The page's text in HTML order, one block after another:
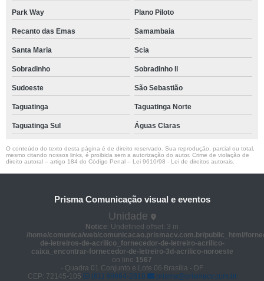
Park Way Plano Piloto
Recanto das Emas Samambaia
Santa Maria Scia
Sobradinho Sobradinho ll
Sudoeste São Sebastião
Taguatinga Taguatinga Norte
Taguatinga Sul Águas Claras
O conteúdo do texto desta página é de direito reservado. Sua reprodução, parcial ou total,
mesmo citando nossos links, é proibida sem a autorização do autor. Crime de violação de
direito autoral – artigo 184 do Código Penal – Lei 9610/98 - Lei de direitos autorais
Prisma Comunicação visual e eventos
Unidade
Notice: Undefined offset: 3 in
/home/comunica/web/comunicacao.prismacv.com.br/public_html/
de-letreiros-de-acrilico_fornecedor-de-letreiro-acrilico-
caixa_encontrar-fornecedor-de-letreiro-3d-acrilico-noroeste
on line 1567
- Quadra 01 Conjunto e Lote 06 Brasília - DF
CEP: 72145-105
(61) 98664-2818 prisma@prismacv.com.br